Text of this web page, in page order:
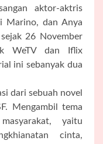
aktor-aktris
Marino, dan Anya
26 November
WeTV dan Iflix
ini sebanyak dua
dari sebuah novel
Mengambil tema
yaitu
cinta,